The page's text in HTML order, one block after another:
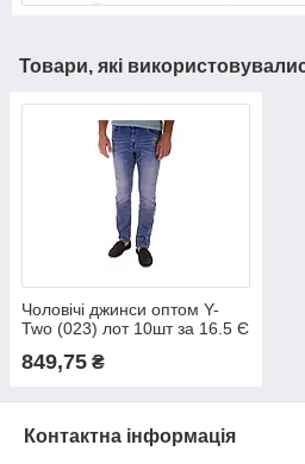
Товари, які
Чоловічі джинси оптом Y-
Two (023) лот 10шт за 16.5 Є
849,75 ₴
Контактна інформація